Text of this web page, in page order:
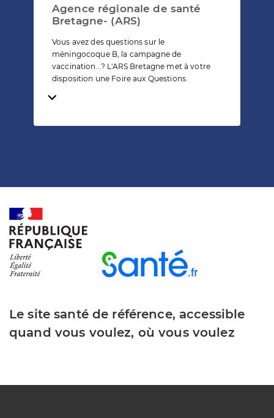
Agence régionale de santé
Bretagne- (ARS)
Vous avez des questions sur le
méningocoque B, la campagne de
vaccination...? L'ARS Bretagne met à votre
disposition une Foire aux Questions.
Temps de lecture
Le site santé de référence, accessible
quand vous voulez, où vous voulez